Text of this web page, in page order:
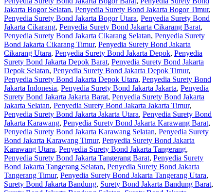
Jakarta Bogor Selatan, Penyedia Surety Bond Jakarta Bogor Timur,
Penyedia Surety Bond Jakarta Bogor Utara, Penyedia Surety Bond
Jakarta Cikarang, Penyedia Surety Bond Jakarta Cikarang Barat,
Penyedia Surety Bond Jakarta Cikarang Selatan, Penyedia Surety
Bond Jakarta Cikarang Timur, Penyedia Surety Bond Jakarta
Cikarang Utara, Penyedia Surety Bond Jakarta Depok, Penyedia
Surety Bond Jakarta Depok Barat, Penyedia Surety Bond Jakarta
Depok Selatan, Penyedia Surety Bond Jakarta Depok Timur,
Penyedia Surety Bond Jakarta Depok Utara, Penyedia Surety Bond
Jakarta Indonesia, Penyedia Surety Bond Jakarta Jakarta, Penyedia
Surety Bond Jakarta Jakarta Barat, Penyedia Surety Bond Jakarta
Jakarta Selatan, Penyedia Surety Bond Jakarta Jakarta Timur,
Penyedia Surety Bond Jakarta Jakarta Utara, Penyedia Surety Bond
Jakarta Karawang, Penyedia Surety Bond Jakarta Karawang Barat,
Penyedia Surety Bond Jakarta Karawang Selatan, Penyedia Surety
Bond Jakarta Karawang Timur, Penyedia Surety Bond Jakarta
Karawang Utara, Penyedia Surety Bond Jakarta Tangerang,
Penyedia Surety Bond Jakarta Tangerang Barat, Penyedia Surety
Bond Jakarta Tangerang Selatan, Penyedia Surety Bond Jakarta
Tangerang Timur, Penyedia Surety Bond Jakarta Tangerang Utara,
Surety Bond Jakarta Bandung, Surety Bond Jakarta Bandung Barat,